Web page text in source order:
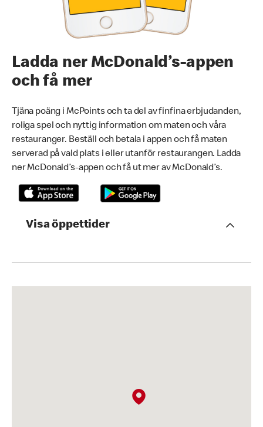
Ladda ner McDonald’s-appen
och få mer
Tjäna poäng i McPoints och ta del av finfina erbjudanden,
roliga spel och nyttig information om maten och våra
restauranger. Beställ och betala i appen och få maten
serverad på vald plats i eller utanför restaurangen. Ladda
ner McDonald’s-appen och få ut mer av McDonald’s.
Visa öppettider